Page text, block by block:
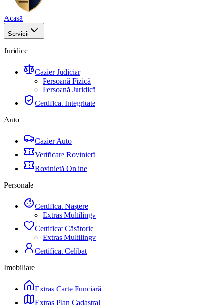
Acasă
Servicii
Juridice
Cazier Judiciar
Persoană Fizică
Persoană Juridică
Certificat Integritate
Auto
Cazier Auto
Verificare Rovinietă
Rovinietă Online
Personale
Certificat Naștere
Extras Multilingv
Certificat Căsătorie
Extras Multilingv
Certificat Celibat
Imobiliare
Extras Carte Funciară
Extras Plan Cadastral